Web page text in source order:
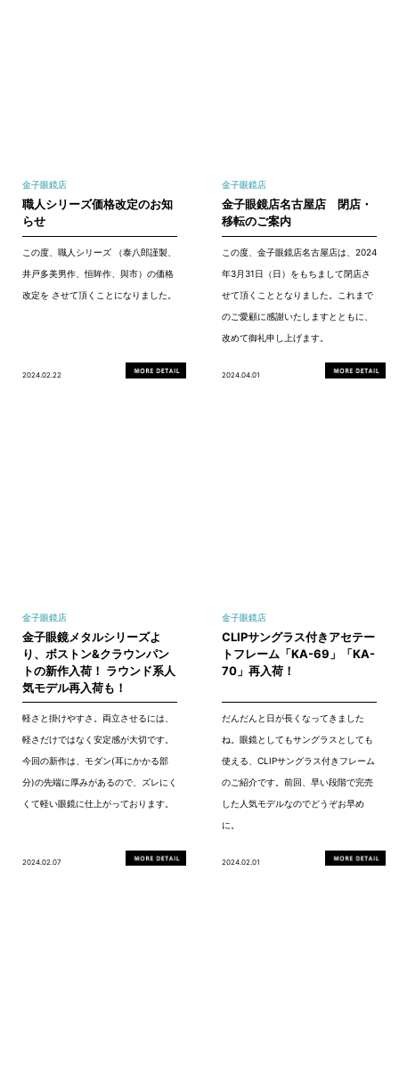
金子眼鏡店
職人シリーズ価格改定のお知
らせ
この度、職人シリーズ （泰八郎謹製、
井戸多美男作、恒眸作、與市）の価格
改定を させて頂くことになりました。
2024.02.22
金子眼鏡店
金子眼鏡店名古屋店 閉店・
移転のご案内
この度、金子眼鏡店名古屋店は、2024
年3月31日（日）をもちまして閉店さ
せて頂くこととなりました。これまで
のご愛顧に感謝いたしますとともに、
改めて御礼申し上げます。
2024.04.01
金子眼鏡店
金子眼鏡メタルシリーズよ
り、ボストン&クラウンパン
トの新作入荷！ ラウンド系人
気モデル再入荷も！
軽さと掛けやすさ。両立させるには、
軽さだけではなく安定感が大切です。
今回の新作は、モダン(耳にかかる部
分)の先端に厚みがあるので、ズレにく
くて軽い眼鏡に仕上がっております。
2024.02.07
金子眼鏡店
CLIPサングラス付きアセテー
トフレーム「KA-69」「KA-
70」再入荷！
だんだんと日が長くなってきました
ね。眼鏡としてもサングラスとしても
使える、CLIPサングラス付きフレーム
のご紹介です。前回、早い段階で完売
した人気モデルなのでどうぞお早め
に。
2024.02.01